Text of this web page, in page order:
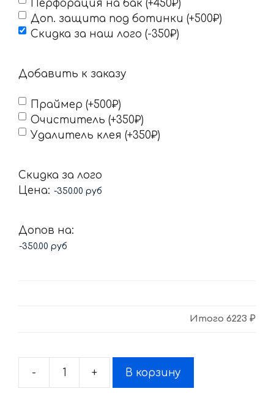
Перфорация на бак (+450₽)
Доп. защита под ботинки (+500₽)
Скидка за наш лого (-350₽)
Добавить к заказу
Праймер (+500₽)
Очиститель (+350₽)
Удалитель клея (+350₽)
Скидка за лого
Цена:
Допов на:
Итого 6223 ₽
-
Количество
+ В корзину